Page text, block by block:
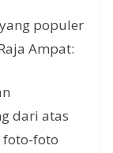
populer
Ampat:
dari atas
foto